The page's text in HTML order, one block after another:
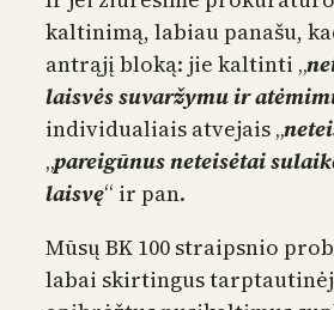
kaltinimą, labiau panašu,
antrąjį bloką: jie kaltinti „
laisvės suvaržymu ir
individualiais atvejais „
„pareigūnus neteisėtai
laisvę“ ir pan.
Mūsų BK 100 straipsnio
labai skirtingus